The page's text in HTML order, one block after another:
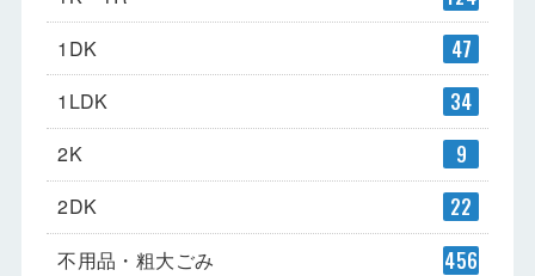
1DK 47
1LDK 34
2K 9
2DK 22
不用品・粗大ごみ 456